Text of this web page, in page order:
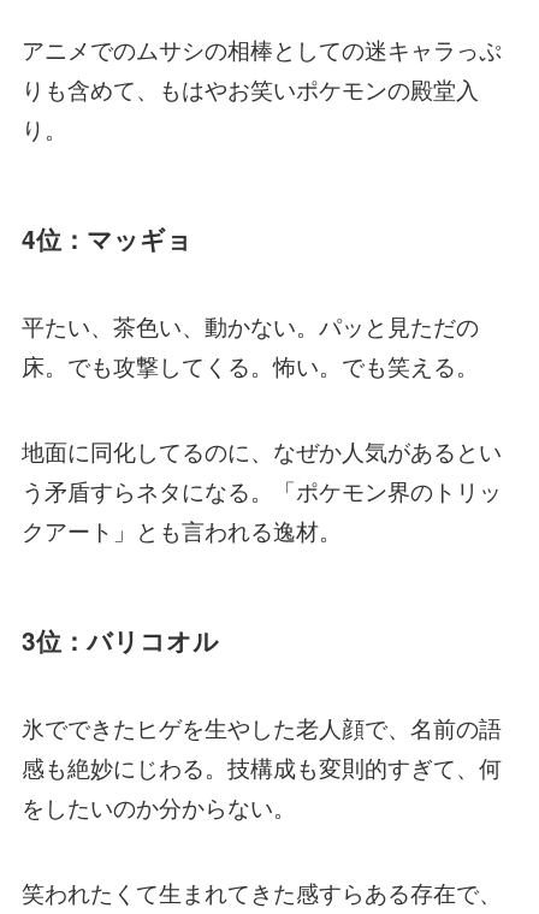
アニメでのムサシの相棒としての迷キャラっぷ
りも含めて、もはやお笑いポケモンの殿堂入
り。
4位：マッギョ
平たい、茶色い、動かない。パッと見ただの
床。でも攻撃してくる。怖い。でも笑える。
地面に同化してるのに、なぜか人気があるとい
う矛盾すらネタになる。「ポケモン界のトリッ
クアート」とも言われる逸材。
3位：バリコオル
氷でできたヒゲを生やした老人顔で、名前の語
感も絶妙にじわる。技構成も変則的すぎて、何
をしたいのか分からない。
笑われたくて生まれてきた感すらある存在で、